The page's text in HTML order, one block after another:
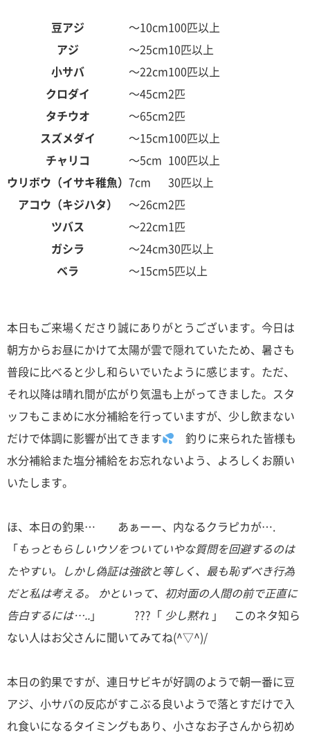
豆アジ ～10cm100匹以上
アジ
～25cm10匹以上
小サバ
～22cm100匹以上
クロダイ
～45cm2匹
タチウオ
～65cm2匹
スズメダイ
～15cm100匹以上
チャリコ
～5cm 100匹以上
ウリボウ（イサキ稚魚） 7cm
30匹以上
アコウ（キジハタ）
～26cm2匹
ツバス
～22cm1匹
ガシラ
～24cm30匹以上
ベラ
～15cm5匹以上
本日もご来場くださり誠にありがとうございます。今日は
朝方からお昼にかけて太陽が雲で隠れていたため、暑さも
普段に比べると少し和らいでいたように感じます。ただ、
それ以降は晴れ間が広がり気温も上がってきました。スタ
ッフもこまめに水分補給を行っていますが、少し飲まない
だけで体調に影響が出てきます
釣りに来られた皆様も
水分補給また塩分補給をお忘れないよう、よろしくお願い
いたします。
ほ、本日の釣果… あぁーー、内なるクラピカが….
「もっともらしいウソをついていやな質問を回避するのは
たやすい。しかし偽証は強欲と等しく、最も恥ずべき行為
だと私は考える。
かといって、初対面の人間の前で正直に
告白するには…..」 ???「 少し黙れ 」 このネタ知ら
ない人はお父さんに聞いてみてね(^▽^)/
本日の釣果ですが、連日サビキが好調のようで朝一番に豆
アジ、小サバの反応がすこぶる良いようで落とすだけで入
れ食いになるタイミングもあり、小さなお子さんから初め